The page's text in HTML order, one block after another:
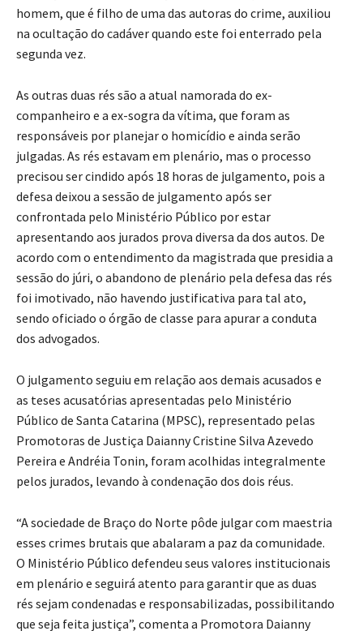
homem, que é filho de uma das autoras do crime, auxiliou
na ocultação do cadáver quando este foi enterrado pela
segunda vez.
As outras duas rés são a atual namorada do ex-
companheiro e a ex-sogra da vítima, que foram as
responsáveis por planejar o homicídio e ainda serão
julgadas. As rés estavam em plenário, mas o processo
precisou ser cindido após 18 horas de julgamento, pois a
defesa deixou a sessão de julgamento após ser
confrontada pelo Ministério Público por estar
apresentando aos jurados prova diversa da dos autos. De
acordo com o entendimento da magistrada que presidia a
sessão do júri, o abandono de plenário pela defesa das rés
foi imotivado, não havendo justificativa para tal ato,
sendo oficiado o órgão de classe para apurar a conduta
dos advogados.
O julgamento seguiu em relação aos demais acusados e
as teses acusatórias apresentadas pelo Ministério
Público de Santa Catarina (MPSC), representado pelas
Promotoras de Justiça Daianny Cristine Silva Azevedo
Pereira e Andréia Tonin, foram acolhidas integralmente
pelos jurados, levando à condenação dos dois réus.
“A sociedade de Braço do Norte pôde julgar com maestria
esses crimes brutais que abalaram a paz da comunidade.
O Ministério Público defendeu seus valores institucionais
em plenário e seguirá atento para garantir que as duas
rés sejam condenadas e responsabilizadas, possibilitando
que seja feita justiça”, comenta a Promotora Daianny